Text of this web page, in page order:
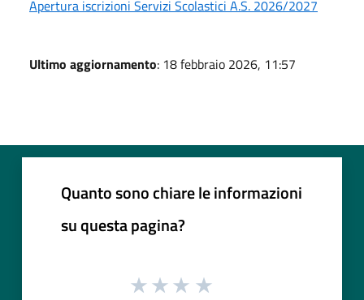
Apertura iscrizioni Servizi Scolastici A.S. 2026/2027
Ultimo aggiornamento: 18 febbraio 2026, 11:57
Quanto sono chiare le informazioni
su questa pagina?